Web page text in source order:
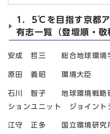
1．5℃を目指す京都
有志一覧（登壇順・敬
安成 哲三 総合地球環境
原田 義昭 環境大臣
石川 智子 地球環境戦略研
ションユニット ジョイント
江守 正多 国立環境研究所